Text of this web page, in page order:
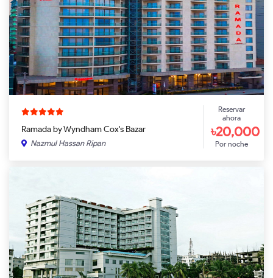
Ramada by Wyndham Cox's Bazar
Nazmul Hassan Ripan
Reservar
ahora
৳20,000
Por noche